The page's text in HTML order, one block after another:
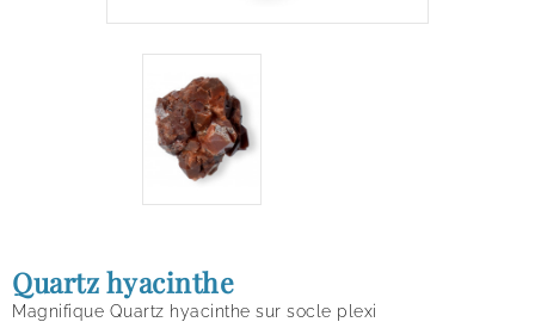
Quartz hyacinthe
Magnifique Quartz hyacinthe sur socle plexi